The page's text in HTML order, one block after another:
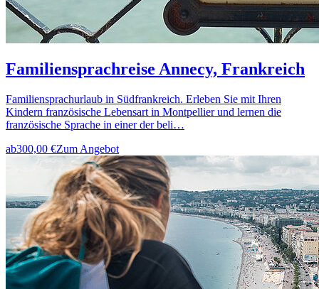
Familiensprachreise Annecy, Frankreich
Familiensprachurlaub in Südfrankreich. Erleben Sie mit Ihren
Kindern französische Lebensart in Montpellier und lernen die
französische Sprache in einer der beli…
ab300,00 €Zum Angebot